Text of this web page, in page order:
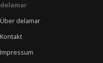
delamar
Über delamar
Kontakt
Impressum